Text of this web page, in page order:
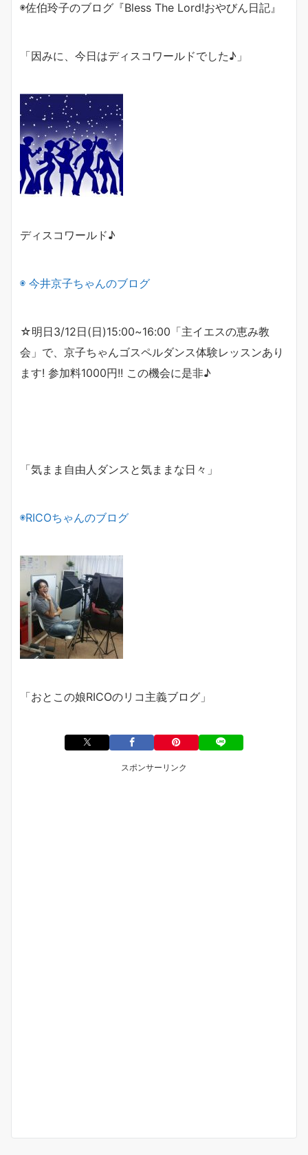
◉佐伯玲子のブログ『Bless The Lord!おやびん日記』
「因みに、今日はディスコワールドでした♪」
ディスコワールド♪
◉ 今井京子ちゃんのブログ
☆明日3/12日(日)15:00~16:00「主イエスの恵み教
会」で、京子ちゃんゴスペルダンス体験レッスンあり
ます! 参加料1000円!! この機会に是非♪
「気まま自由人ダンスと気ままな日々」
◉RICOちゃんのブログ
「おとこの娘RICOのリコ主義ブログ」
スポンサーリンク